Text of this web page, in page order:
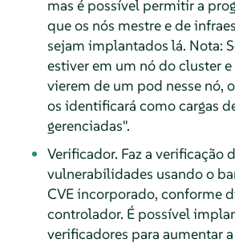
mas é possível permitir a
que os nós mestre e de
sejam implantados lá. Nota:
estiver em um nó do cluster e
vierem de um pod nesse nó,
os identificará como cargas
gerenciadas".
Verificador. Faz a verificação
vulnerabilidades usando o
CVE incorporado, conforme
controlador. É possível
verificadores para aumentar